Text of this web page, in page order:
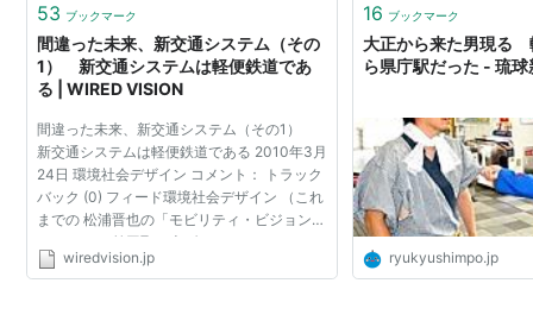
53 ブックマーク
間違った未来、新交通システム（その
1） 新交通システムは軽便鉄道であ
る | WIRED VISION
間違った未来、新交通システム（その1）
新交通システムは軽便鉄道である 2010年3月
24日 環境社会デザイン コメント： トラック
バック (0) フィード環境社会デザイン （これ
までの 松浦晋也の「モビリティ・ビジョン」
はこちら） 前回取り上げたモノレールは、や
はり多くの人が関心を抱いているようで、
wiredvision.jp
16 ブックマーク
大正から来た男現る
ら県庁駅だった - 琉球
ryukyushimpo.jp